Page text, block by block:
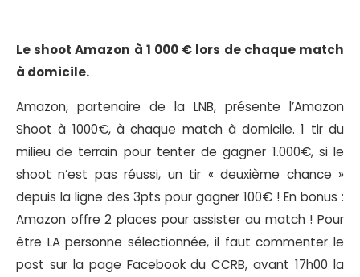
Le shoot Amazon à 1 000 € lors de chaque match
à domicile.
Amazon, partenaire de la LNB, présente l’Amazon
Shoot à 1000€, à chaque match à domicile. 1 tir du
milieu de terrain pour tenter de gagner 1.000€, si le
shoot n’est pas réussi, un tir « deuxième chance »
depuis la ligne des 3pts pour gagner 100€ ! En bonus :
Amazon offre 2 places pour assister au match ! Pour
être LA personne sélectionnée, il faut commenter le
post sur la page Facebook du CCRB, avant 17h00 la